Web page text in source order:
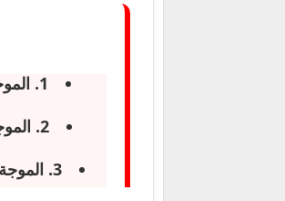
1. الموجة التحليلية:
2. الموجة المالية:
3. الموجة الانتشارية: